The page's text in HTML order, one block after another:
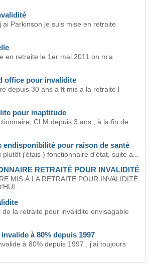
ai Parkinson je suis mise en retraite
en retraite le 1er mai 2011 on m'a
office pour invalidite
depuis 30 ans a ft mis a la retraite l
pour inaptitude
CLM depuis 3 ans ; à la fin de
endisponibilité pour raison de santé
plutôt j'étais ) fonctionnaire d'état, suite a...
RETRAITÉ POUR INVALIDITÉ
MIS À LA RETRAITE POUR INVALIDITÉ
la retraite pour invalidite envisagable
à 80% depuis 1997
à 80% depuis 1997 , j'ai toujours